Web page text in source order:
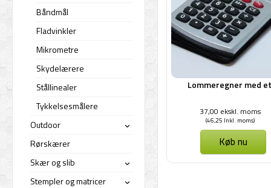
Lommeregner med
37,00 ekskl. moms
(46,25 Inkl. moms)
Køb nu
Båndmål
Fladvinkler
Mikrometre
Skydelærere
Stållinealer
Tykkelsesmålere
Outdoor
›
Rørskærer
Skær og slib
›
Stempler og matricer ›